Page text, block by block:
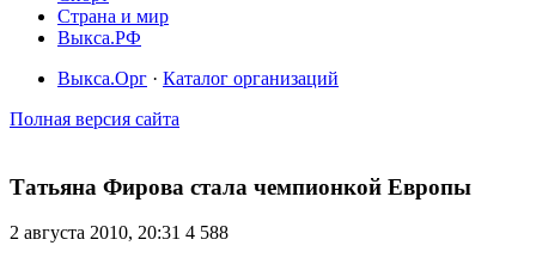
Страна и мир
Выкса.РФ
Выкса.Орг · Каталог организаций
Полная версия сайта
Татьяна Фирова стала чемпионкой Европы
2 августа 2010, 20:31 4 588